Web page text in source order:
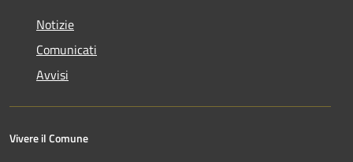
Notizie
Comunicati
Avvisi
Vivere il Comune